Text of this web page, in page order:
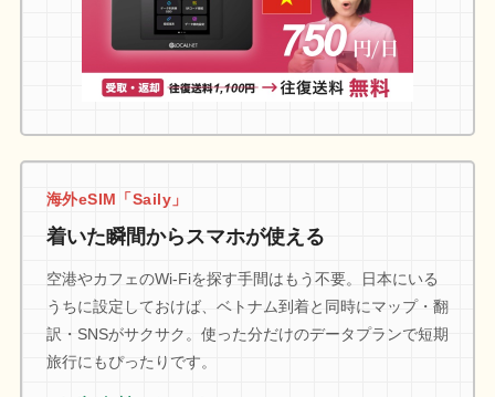
海外eSIM「Saily」
着いた瞬間からスマホが使える
空港やカフェのWi-Fiを探す手間はもう不要。日本にいる
うちに設定しておけば、ベトナム到着と同時にマップ・翻
訳・SNSがサクサク。使った分だけのデータプランで短期
旅行にもぴったりです。